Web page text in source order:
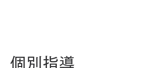
個別指導